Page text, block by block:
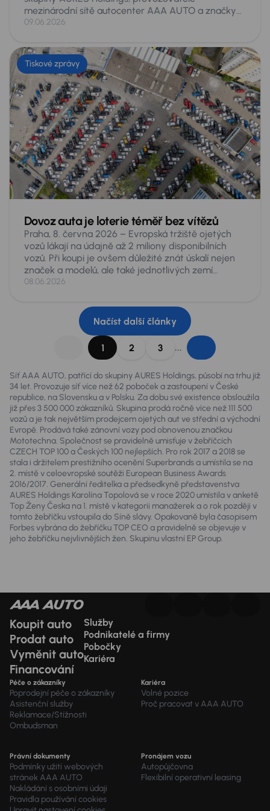
mezinárodní sítě autocenter AAA AUTO a značky
Mototechna, se v letošním vydání žebříčku Forbes
ze 200 hodnocených. Jde o její historicky nejlepší
výsledek v tomto žebříčku, v němž se opakovaně
objevuje již řadu let. Ocenění přichází po náročném
období spojeném s prodejem skupiny a rekordními
obchodními výsledky.
09.06.2026
Tiskové zprávy
Dovoz auta je loterie téměř bez vítězů
Praha, 8. června 2026 – Evropská tržiště ojetých
vozů lákají na údajně až 2 miliony disponibilních
vozů. Při koupi je ovšem důležité znát úskalí nejen
značek a modelů, ale také jednotlivých zemí
původu. Škoda Octavia se shodnými parametry
původu podstatně jiné auto. Je proto dobré pro
zákazníky „roztřídit“ zkušenosti odborníků a
zopakovat, na co si dát pozor při dovozech aut.
08.06.2026
Načíst další články
1 2 3 ...
Síť AAA AUTO, patřící do skupiny AURES Holdings, působí na trhu již
34 let. Provozuje síť více než 62 poboček a zastoupení v České
republice, na Slovensku a v Polsku. Za dobu své existence obsloužila
již přes 3 500 000 zákazníků. Skupina prodá ročně více než 111 500
vozů a je tak největším prodejcem ojetých aut ve střední a východní
Evropě. Prodává také zánovní vozy pod obnovenou značkou
Mototechna. Společnost se pravidelně umisťuje v žebříčcích
CZECH TOP 100 a Českých 100 nejlepších. Pro rok 2017 a 2018 se
stala i držitelem prestižního ocenění Superbrands a umístila se na
2. místě v celoevropské soutěži European Business Awards
2016/2017. Generální ředitelka a předsedkyně představenstva
AURES Holdings Karolína Topolová se v roce 2020 umístila v anketě
Top Ženy Česka na 1. místě v kategorii manažerek a o rok později v
tomto žebříčku vstoupila do Síně slávy. Opakovaně byla časopisem
Forbes vybrána do žebříčku TOP CEO a pravidelně se objevuje v
jeho žebříčku nejvlivnějších žen. Skupinu vlastní EP Group.
Koupit auto
Prodat auto
Vyměnit auto
Financování
Služby
Podnikatelé a firmy
Pobočky
Kariéra
Péče o zákazníky
Poprodejní péče o zákazníky
Asistenční služby
Reklamace/Stížnosti
Ombudsman
Kariéra
Volné pozice
Proč pracovat v AAA AUTO
Právní dokumenty
Podmínky užití webových
stránek AAA AUTO
Nakládání s osobními údaji
Pravidla používání cookies
Pronájem vozu
Autopůjčovna
Flexibilní operativní leasing